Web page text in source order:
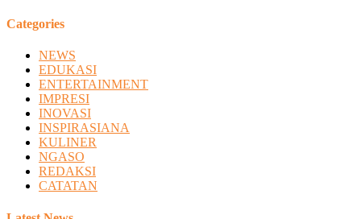
Categories
NEWS
EDUKASI
ENTERTAINMENT
IMPRESI
INOVASI
INSPIRASIANA
KULINER
NGASO
REDAKSI
CATATAN